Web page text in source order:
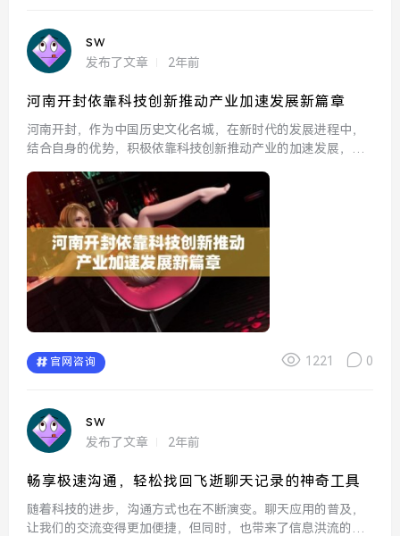
sw
发布了文章 2年前
河南开封依靠科技创新推动产业加速发展新篇章
河南开封，作为中国历史文化名城，在新时代的发展进程中，
结合自身的优势，积极依靠科技创新推动产业的加速发展，成
等领域的融入下，开封正在书写加速发展的新篇章，为未来的
城市发展...
官网咨询 1221 0
sw
发布了文章 2年前
畅享极速沟通，轻松找回飞逝聊天记录的神奇工具
随着科技的进步，沟通方式也在不断演变。聊天应用的普及，
让我们的交流变得更加便捷，但同时，也带来了信息洪流的挑